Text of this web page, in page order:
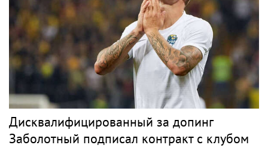
Дисквалифицированный за допинг
Заболотный подписал контракт с клубом